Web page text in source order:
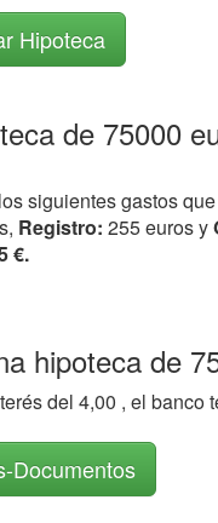
Hipoteca
de 75000
siguientes gastos
Registro: 255 euros y
€.
hipoteca de
del 4,00 , el banco
Documentos